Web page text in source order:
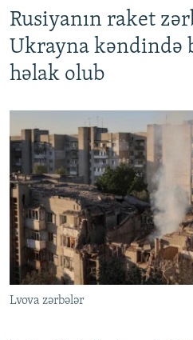
Rusiyanın raket
Ukrayna kəndində
həlak olub
Lvova zərbələr